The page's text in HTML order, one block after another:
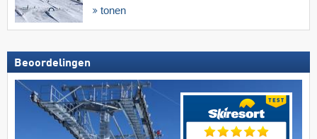
tonen
Beoordelingen